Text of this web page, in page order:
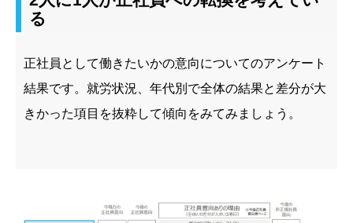
る
正社員として働きたいかの意向についてのアンケート
結果です。就労状況、年代別で全体の結果と差分が大
きかった項目を抜粋して傾向をみてみましょう。